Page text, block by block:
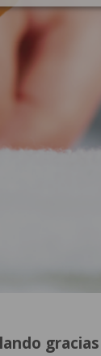
gracias